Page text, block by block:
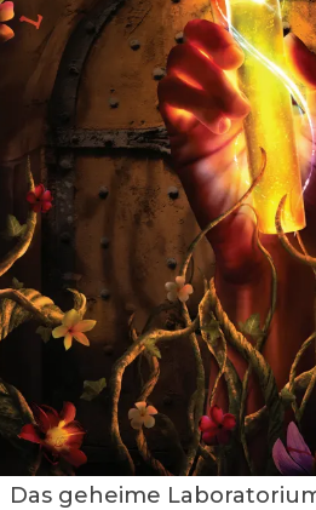
Das geheime